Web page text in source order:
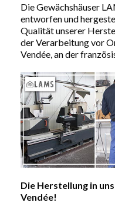
Die Gewächshäuser
entworfen und
Qualität unserer
der Verarbeitung vor
Vendée, an der
Die Herstellung in
Vendée!